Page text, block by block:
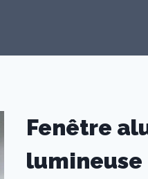
Fenêtre
lumineuse